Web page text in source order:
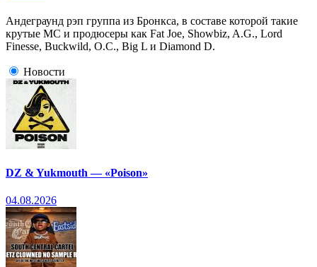
Андеграунд рэп группа из Бронкса, в составе которой такие
крутые МС и продюсеры как Fat Joe, Showbiz, A.G., Lord
Finesse, Buckwild, O.C., Big L и Diamond D.
Новости
DZ & Yukmouth — «Poison»
04.08.2026